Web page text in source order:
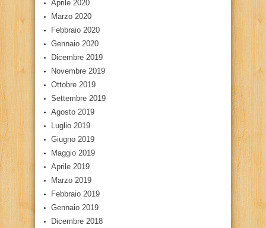
Aprile 2020
Marzo 2020
Febbraio 2020
Gennaio 2020
Dicembre 2019
Novembre 2019
Ottobre 2019
Settembre 2019
Agosto 2019
Luglio 2019
Giugno 2019
Maggio 2019
Aprile 2019
Marzo 2019
Febbraio 2019
Gennaio 2019
Dicembre 2018